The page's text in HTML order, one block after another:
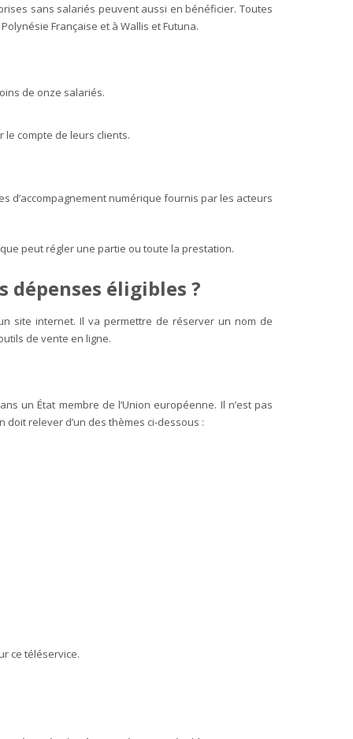
sans salariés peuvent aussi en bénéficier. Toutes
Française et à Wallis et Futuna.
de onze salariés.
compte de leurs clients.
d’accompagnement numérique fournis par les acteurs
peut régler une partie ou toute la prestation.
dépenses éligibles ?
site internet. Il va permettre de réserver un nom de
de vente en ligne.
un État membre de l’Union européenne. Il n’est pas
relever d’un des thèmes ci-dessous :
ce téléservice.